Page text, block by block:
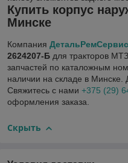
Купить корпус
Минске
Компания ДетальРемСервис
2624207-Б для тракторов
запчастей по каталожным
наличии на складе в Минске.
Свяжитесь с нами +375 (29)
оформления заказа.
Скрыть